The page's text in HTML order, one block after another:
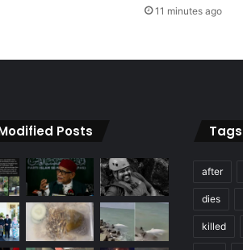
—
தை
ளி
ன்
மு
த
ல்
11 minutes ago
Posts Tags
after
dies
killed